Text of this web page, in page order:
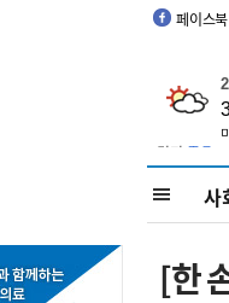
페이스북
사
[한